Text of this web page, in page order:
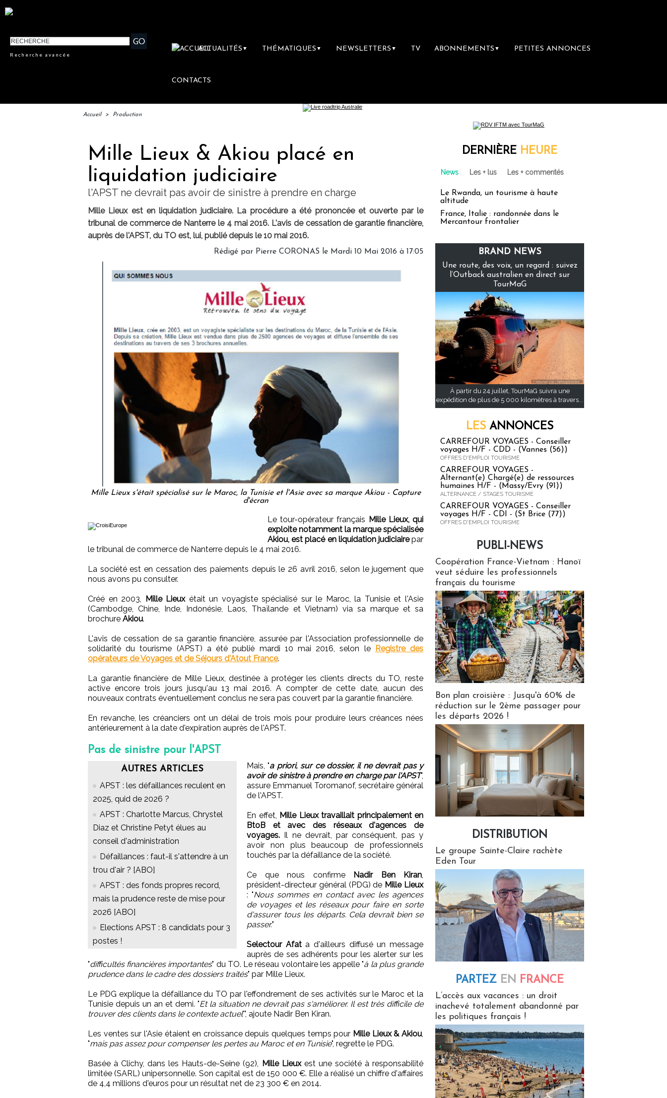
Recherche avancée
ACTUALITÉS ▼ THÉMATIQUES ▼ NEWSLETTERS ▼ TV ABONNEMENTS ▼ PETITES ANNONCES
CONTACTS
Accueil > Production
Mille Lieux & Akiou placé en
liquidation judiciaire
l'APST ne devrait pas avoir de sinistre à prendre en charge
Mille Lieux est en liquidation judiciaire. La procédure a été prononcée et ouverte par le
tribunal de commerce de Nanterre le 4 mai 2016. L'avis de cessation de garantie financière,
auprès de l'APST, du TO est, lui, publié depuis le 10 mai 2016.
Rédigé par Pierre CORONAS le Mardi 10 Mai 2016 à 17:05
Mille Lieux s'était spécialisé sur le Maroc, la Tunisie et l'Asie avec sa marque Akiou - Capture
d'écran
Le tour-opérateur français Mille Lieux, qui
exploite notamment la marque spécialisée
Akiou, est placé en liquidation judiciairepar
le tribunal de commerce de Nanterre depuis le 4 mai 2016.
La société est en cessation des paiements depuis le 26 avril 2016, selon le jugement que
nous avons pu consulter.
Créé en 2003, Mille Lieuxétait un voyagiste spécialisé sur le Maroc, la Tunisie et l'Asie
(Cambodge, Chine, Inde, Indonésie, Laos, Thaïlande et Vietnam) via sa marque et sa
brochure Akiou.
L'avis de cessation de sa garantie financière, assurée par l'Association professionnelle de
solidarité du tourisme (APST) a été publié mardi 10 mai 2016, selon le Registre des
opérateurs de Voyages et de Séjours d'Atout France.
La garantie financière de Mille Lieux, destinée à protéger les clients directs du TO, reste
active encore trois jours jusqu'au 13 mai 2016. A compter de cette date, aucun des
nouveaux contrats éventuellement conclus ne sera pas couvert par la garantie financière.
En revanche, les créanciers ont un délai de trois mois pour produire leurs créances nées
antérieurement à la date d'expiration auprès de l'APST.
Pas de sinistre pour l'APST
AUTRES ARTICLES
APST : les défaillances reculent en
2025, quid de 2026 ?
APST : Charlotte Marcus, Chrystel
Diaz et Christine Petyt élues au
conseil d'administration
Défaillances : faut-il s'attendre à un
trou d'air ? [ABO]
APST : des fonds propres record,
mais la prudence reste de mise pour
2026 [ABO]
Elections APST : 8 candidats pour 3
postes !
Mais, "a priori, sur ce dossier, il ne devrait pas y
avoir de sinistre à prendre en charge par l'APST",
assure Emmanuel Toromanof, secrétaire général
de l'APST.
En effet, Mille Lieux travaillait principalement en
BtoB et avec des réseaux d'agences de
voyages. Il ne devrait, par conséquent, pas y
avoir non plus beaucoup de professionnels
touchés par la défaillance de la société.
Ce que nous confirme Nadir Ben Kiran,
président-directeur général (PDG) de Mille Lieux
: "Nous sommes en contact avec les agences
de voyages et les réseaux pour faire en sorte
d'assurer tous les départs. Cela devrait bien se
passer."
Selectour Afata d'ailleurs diffusé un message
auprès de ses adhérents pour les alerter sur les
"difficultés financières importantes" du TO. Le réseau volontaire les appelle "à la plus grande
prudence dans le cadre des dossiers traités" par Mille Lieux.
Le PDG explique la défaillance du TO par l'effondrement de ses activités sur le Maroc et la
Tunisie depuis un an et demi. "Et la situation ne devrait pas s'améliorer. Il est très difficile de
trouver des clients dans le contexte actuel'", ajoute Nadir Ben Kiran.
Les ventes sur l'Asie étaient en croissance depuis quelques temps pour Mille Lieux & Akiou,
"mais pas assez pour compenser les pertes au Maroc et en Tunisie", regrette le PDG.
Basée à Clichy, dans les Hauts-de-Seine (92), Mille Lieuxest une société à responsabilité
limitée (SARL) unipersonnelle. Son capital est de 150 000 €. Elle a réalisé un chiffre d'affaires
de 4,4 millions d'euros pour un résultat net de 23 300 € en 2014.
DERNIÈRE HEURE
News Les + lus Les + commentés
Le Rwanda, un tourisme à haute
altitude
France, Italie : randonnée dans le
Mercantour frontalier
BRAND NEWS
Une route, des voix, un regard : suivez
l’Outback australien en direct sur
TourMaG
À partir du 24 juillet, TourMaG suivra une
expédition de plus de 5 000 kilomètres à travers...
LES ANNONCES
CARREFOUR VOYAGES - Conseiller
voyages H/F - CDD - (Vannes (56))
OFFRES D'EMPLOI TOURISME
CARREFOUR VOYAGES -
Alternant(e) Chargé(e) de ressources
humaines H/F - (Massy/Evry (91))
ALTERNANCE / STAGES TOURISME
CARREFOUR VOYAGES - Conseiller
voyages H/F - CDI - (St Brice (77))
OFFRES D'EMPLOI TOURISME
PUBLI-NEWS
Coopération France-Vietnam : Hanoï
veut séduire les professionnels
français du tourisme
Bon plan croisière : Jusqu'à 60% de
réduction sur le 2ème passager pour
les départs 2026 !
DISTRIBUTION
Le groupe Sainte-Claire rachète
Eden Tour
PARTEZ EN FRANCE
L’accès aux vacances : un droit
inachevé totalement abandonné par
les politiques français !